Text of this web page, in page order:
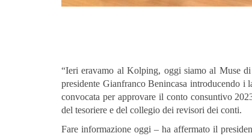
“Ieri eravamo al Kolping, oggi siamo al Muse
presidente Gianfranco Benincasa introducendo
convocata per approvare il conto consuntivo
del tesoriere e del collegio dei revisori dei conti.
Fare informazione oggi – ha affermato il